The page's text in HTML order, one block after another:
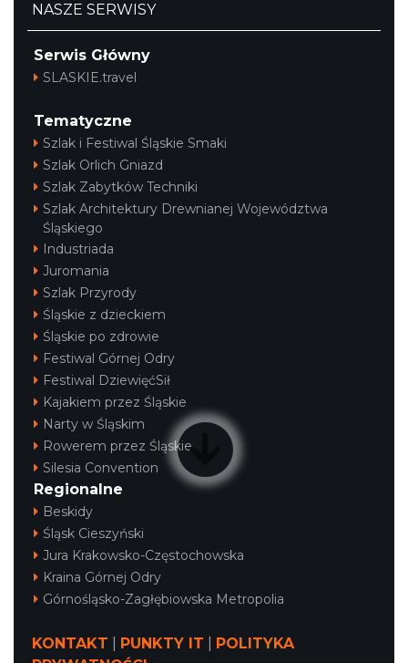
NASZE SERWISY
Serwis Główny
SLASKIE.travel
Tematyczne
Szlak i Festiwal Śląskie Smaki
Szlak Orlich Gniazd
Szlak Zabytków Techniki
Szlak Architektury Drewnianej Województwa
Śląskiego
Industriada
Juromania
Szlak Przyrody
Śląskie z dzieckiem
Śląskie po zdrowie
Festiwal Górnej Odry
Festiwal DziewięćSił
Kajakiem przez Śląskie
Narty w Śląskim
Rowerem przez Śląskie
Silesia Convention
Regionalne
Beskidy
Śląsk Cieszyński
Jura Krakowsko-Częstochowska
Kraina Górnej Odry
Górnośląsko-Zagłębiowska Metropolia
KONTAKT PUNKTY IT
POLITYKA